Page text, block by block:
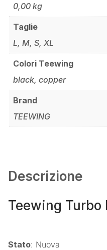
0,00 kg
Taglie
L, M, S, XL
Colori Teewing
black, copper
Brand
TEEWING
Descrizione
Teewing Turbo
Stato: Nuova